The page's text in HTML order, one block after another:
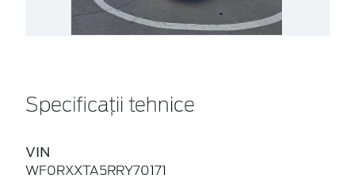
Specificații tehnice
VIN
WF0RXXTA5RRY70171